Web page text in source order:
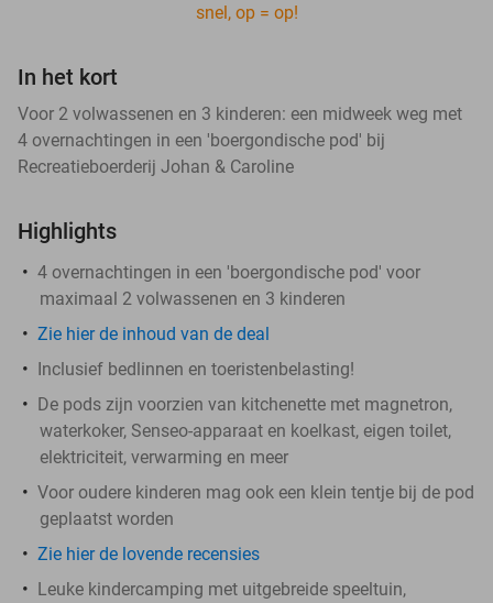
snel, op = op!
In het kort
Voor 2 volwassenen en 3 kinderen: een midweek weg met
4 overnachtingen in een 'boergondische pod' bij
Recreatieboerderij Johan & Caroline
Highlights
4 overnachtingen in een 'boergondische pod' voor
maximaal 2 volwassenen en 3 kinderen
Zie hierde inhoud van de deal
Inclusief bedlinnen en toeristenbelasting!
De pods zijn voorzien van kitchenette met magnetron,
waterkoker, Senseo-apparaat en koelkast, eigen toilet,
elektriciteit, verwarming en meer
Voor oudere kinderen mag ook een klein tentje bij de pod
geplaatst worden
Zie hier de lovende recensies
Leuke kindercamping met uitgebreide speeltuin,